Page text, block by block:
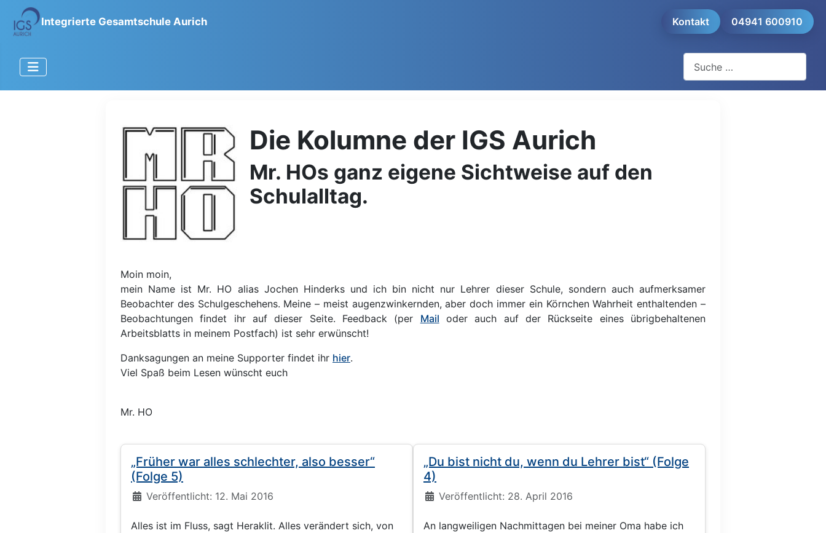
Integrierte Gesamtschule Aurich Kontakt 04941 600910
Die Kolumne der IGS Aurich
Mr. HOs ganz eigene Sichtweise auf den
Schulalltag.
Moin moin,
mein Name ist Mr. HO alias Jochen Hinderks und ich bin nicht nur Lehrer dieser Schule, sondern auch aufmerksamer
Beobachter des Schulgeschehens. Meine – meist augenzwinkernden, aber doch immer ein Körnchen Wahrheit enthaltenden –
Beobachtungen findet ihr auf dieser Seite. Feedback (per Mail oder auch auf der Rückseite eines übrigbehaltenen
Arbeitsblatts in meinem Postfach) ist sehr erwünscht!
Danksagungen an meine Supporter findet ihr hier.
Viel Spaß beim Lesen wünscht euch
Mr. HO
„Früher war alles schlechter, also besser“
(Folge 5)
Details
Veröffentlicht: 12. Mai 2016
Alles ist im Fluss, sagt Heraklit. Alles verändert sich, von
„Du bist nicht du, wenn du Lehrer bist“ (Folge
4)
Details
Veröffentlicht: 28. April 2016
An langweiligen Nachmittagen bei meiner Oma habe ich